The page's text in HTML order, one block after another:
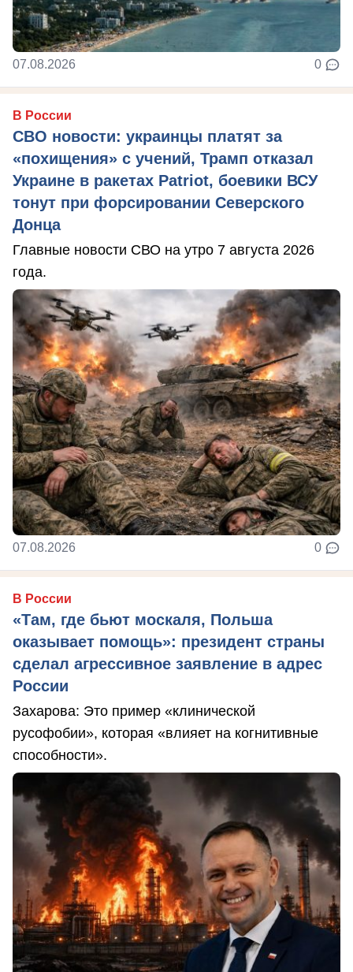
07.08.2026 0
В России
СВО новости: украинцы платят за
«похищения» с учений, Трамп отказал
Украине в ракетах Patriot, боевики ВСУ
тонут при форсировании Северского
Донца
Главные новости СВО на утро 7 августа 2026
года.
07.08.2026 0
В России
«Там, где бьют москаля, Польша
оказывает помощь»: президент страны
сделал агрессивное заявление в адрес
России
Захарова: Это пример «клинической
русофобии», которая «влияет на когнитивные
способности».